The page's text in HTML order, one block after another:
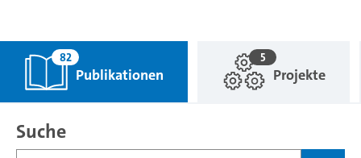
Publikationen
82
Projekte
5
Suche